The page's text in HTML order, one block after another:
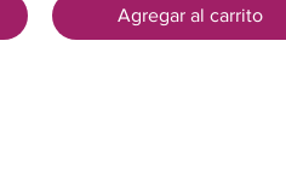
Agregar al carrito